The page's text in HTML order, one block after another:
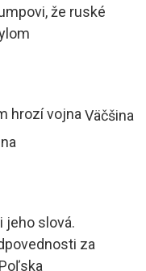
že ruské
Väčšina